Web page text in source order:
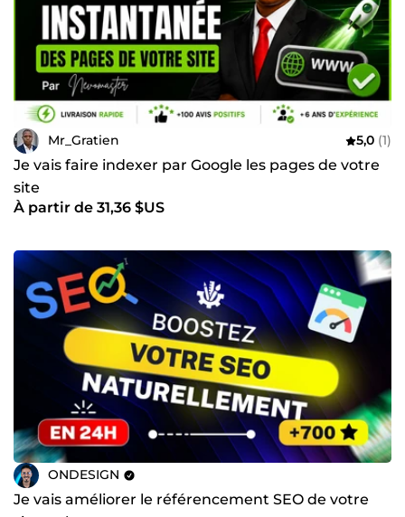
Mr_Gratien 5,0 (1)
Je vais faire indexer par Google les pages de votre
site
À partir de 31,36 $US
ONDESIGN
Je vais améliorer le référencement SEO de votre